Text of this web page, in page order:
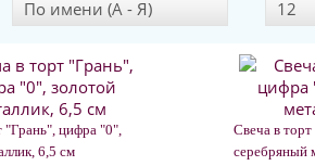
"Грань", цифра "0",
6,5 см
Свеча в
серебряный